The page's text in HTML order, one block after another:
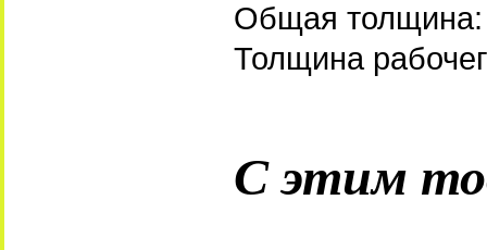
Общая
Толщина
С этим